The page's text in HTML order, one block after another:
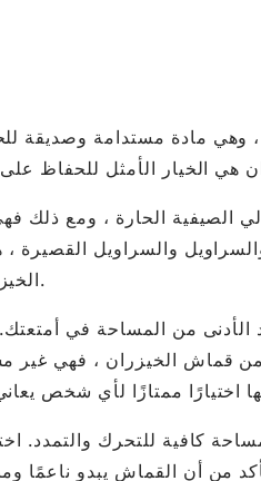
وهي مادة مستدامة وصديقة
الصيفية الحارة ، ومع ذلك
والسراويل القصيرة
الخيزران لكل موسم.
الأدنى من المساحة في
من قماش الخيزران ، فهي غير
كافية للتحرك والتمدد.